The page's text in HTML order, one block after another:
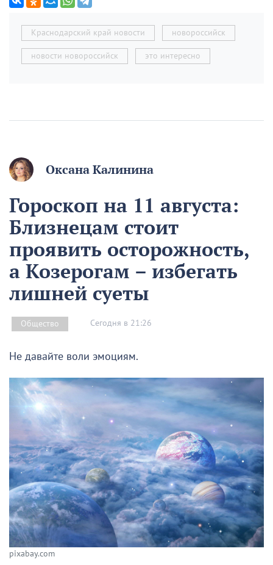
Краснодарский край новости новороссийск
новости новороссийск это интересно
Оксана Калинина
Гороскоп на 11 августа:
Близнецам стоит
проявить осторожность,
а Козерогам – избегать
лишней суеты
Общество Сегодня в 21:26
Не давайте воли эмоциям.
pixabay.com